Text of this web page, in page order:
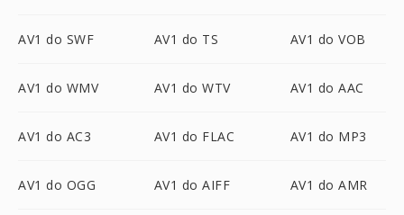
AV1 do SWF AV1 do TS AV1 do VOB
AV1 do WMV AV1 do WTV AV1 do AAC
AV1 do AC3 AV1 do FLAC AV1 do MP3
AV1 do OGG AV1 do AIFF AV1 do AMR